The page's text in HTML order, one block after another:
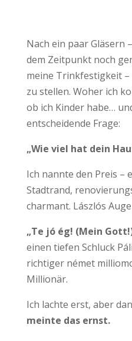
Nach ein paar Gläsern
dem Zeitpunkt noch
meine Trinkfestigkeit
zu stellen. Woher ich
ob ich Kinder habe…
entscheidende Frage:
„Wie viel hat dein
Ich nannte den Preis –
Stadtrand,
charmant. Lászlós
„Te jó ég! (Mein
einen tiefen Schluck
richtiger német
Millionär.
Ich lachte erst, aber
meinte das ernst.